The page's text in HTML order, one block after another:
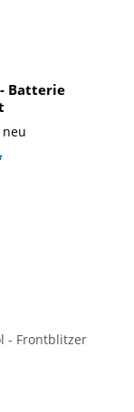
Batterie